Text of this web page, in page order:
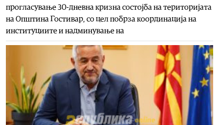
прогласување 30-дневна кризна состојба на територијата
на Општина Гостивар, со цел побрза координација на
институциите и надминување на